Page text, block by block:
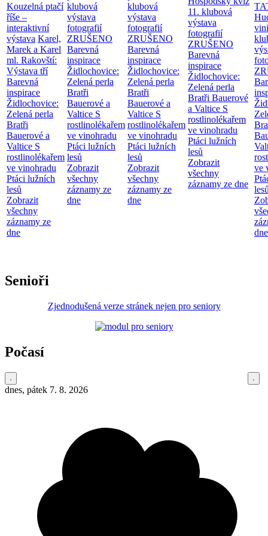
Kouzelná ptačí
říše –
interaktivní
výstava Karel,
Marek a Karel
ml. Rakovští:
Výstava tří
Barevná
inspirace
Židlochovice:
Zelená perla
Bratři
Bauerové a
Valtice S
rostlinolékařem
ve vinohradu
Ptáci lužních
lesů
Zobrazit
všechny
záznamy ze
dne
klubová
výstava
fotografií
ZRUŠENO
Barevná
inspirace
Židlochovice:
Zelená perla
Bratři
Bauerové a
Valtice S
rostlinolékařem
ve vinohradu
Ptáci lužních
lesů
Zobrazit
všechny
záznamy ze
dne
klubová
výstava
fotografií
ZRUŠENO
Barevná
inspirace
Židlochovice:
Zelená perla
Bratři
Bauerové a
Valtice S
rostlinolékařem
ve vinohradu
Ptáci lužních
lesů
Zobrazit
všechny
záznamy ze
dne
11. klubová
výstava
fotografií
ZRUŠENO
Barevná
inspirace
Židlochovice:
Zelená perla
Bratři Bauerové
a Valtice S
rostlinolékařem
ve vinohradu
Ptáci lužních
lesů
Zobrazit
všechny
záznamy ze dne
ve
dne
Senioři
Zjednodušená verze stránek nejen pro seniory
Počasí
dnes, pátek 7. 8. 2026